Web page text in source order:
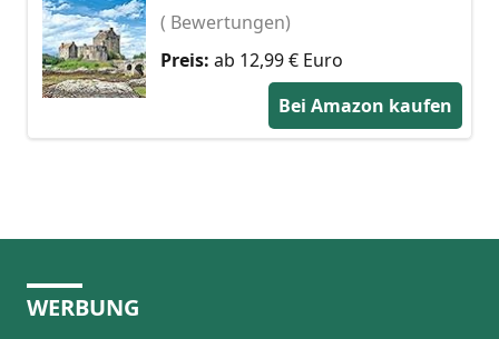
( Bewertungen)
Preis: ab 12,99 € Euro
Bei Amazon kaufen
WERBUNG